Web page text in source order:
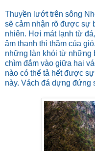
Thuyền lướt trên sông
sẽ cảm nhận rõ được sự
nhiên. Hơi mát lạnh từ
âm thanh thì thầm của
những làn khói từ những
chìm đắm vào giữa hai
nào có thể tả hết được
này. Vách đá dựng đứng